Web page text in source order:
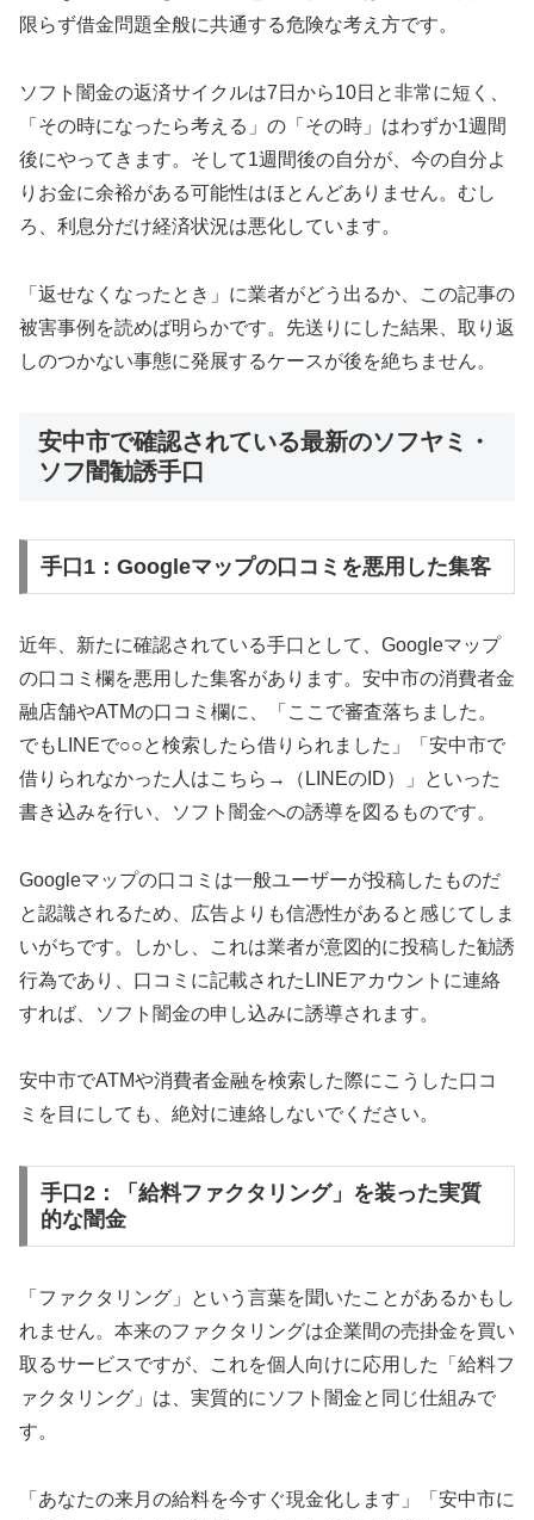
限らず借金問題全般に共通する危険な考え方です。
ソフト闇金の返済サイクルは7日から10日と非常に短く、
「その時になったら考える」の「その時」はわずか1週間
後にやってきます。そして1週間後の自分が、今の自分よ
りお金に余裕がある可能性はほとんどありません。むし
ろ、利息分だけ経済状況は悪化しています。
「返せなくなったとき」に業者がどう出るか、この記事の
被害事例を読めば明らかです。先送りにした結果、取り返
しのつかない事態に発展するケースが後を絶ちません。
安中市で確認されている最新のソフヤミ・
ソフ闇勧誘手口
手口1：Googleマップの口コミを悪用した集客
近年、新たに確認されている手口として、Googleマップ
の口コミ欄を悪用した集客があります。安中市の消費者金
融店舗やATMの口コミ欄に、「ここで審査落ちました。
でもLINEで○○と検索したら借りられました」「安中市で
借りられなかった人はこちら→（LINEのID）」といった
書き込みを行い、ソフト闇金への誘導を図るものです。
Googleマップの口コミは一般ユーザーが投稿したものだ
と認識されるため、広告よりも信憑性があると感じてしま
いがちです。しかし、これは業者が意図的に投稿した勧誘
行為であり、口コミに記載されたLINEアカウントに連絡
すれば、ソフト闇金の申し込みに誘導されます。
安中市でATMや消費者金融を検索した際にこうした口コ
ミを目にしても、絶対に連絡しないでください。
手口2：「給料ファクタリング」を装った実質
的な闇金
「ファクタリング」という言葉を聞いたことがあるかもし
れません。本来のファクタリングは企業間の売掛金を買い
取るサービスですが、これを個人向けに応用した「給料フ
ァクタリング」は、実質的にソフト闇金と同じ仕組みで
す。
「あなたの来月の給料を今すぐ現金化します」「安中市に